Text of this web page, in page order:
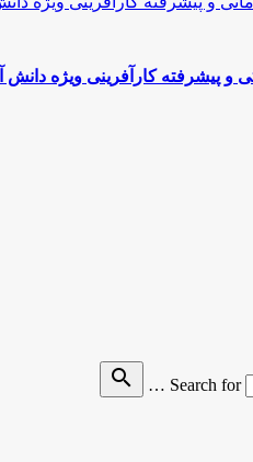
و پیشرفته کارآفرینی ويژه
Search for
search